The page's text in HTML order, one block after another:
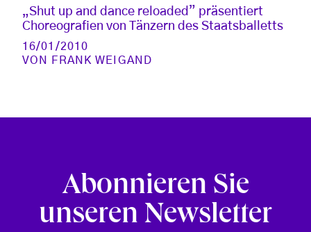
„Shut up and dance reloaded” präsentiert
Choreografien von Tänzern des Staatsballetts
16/01/2010
VON
FRANK WEIGAND
Abonnieren Sie
unseren Newsletter